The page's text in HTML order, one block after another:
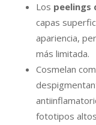
Los peelings
capas
apariencia,
más limitada.
Cosmelan
fototipos